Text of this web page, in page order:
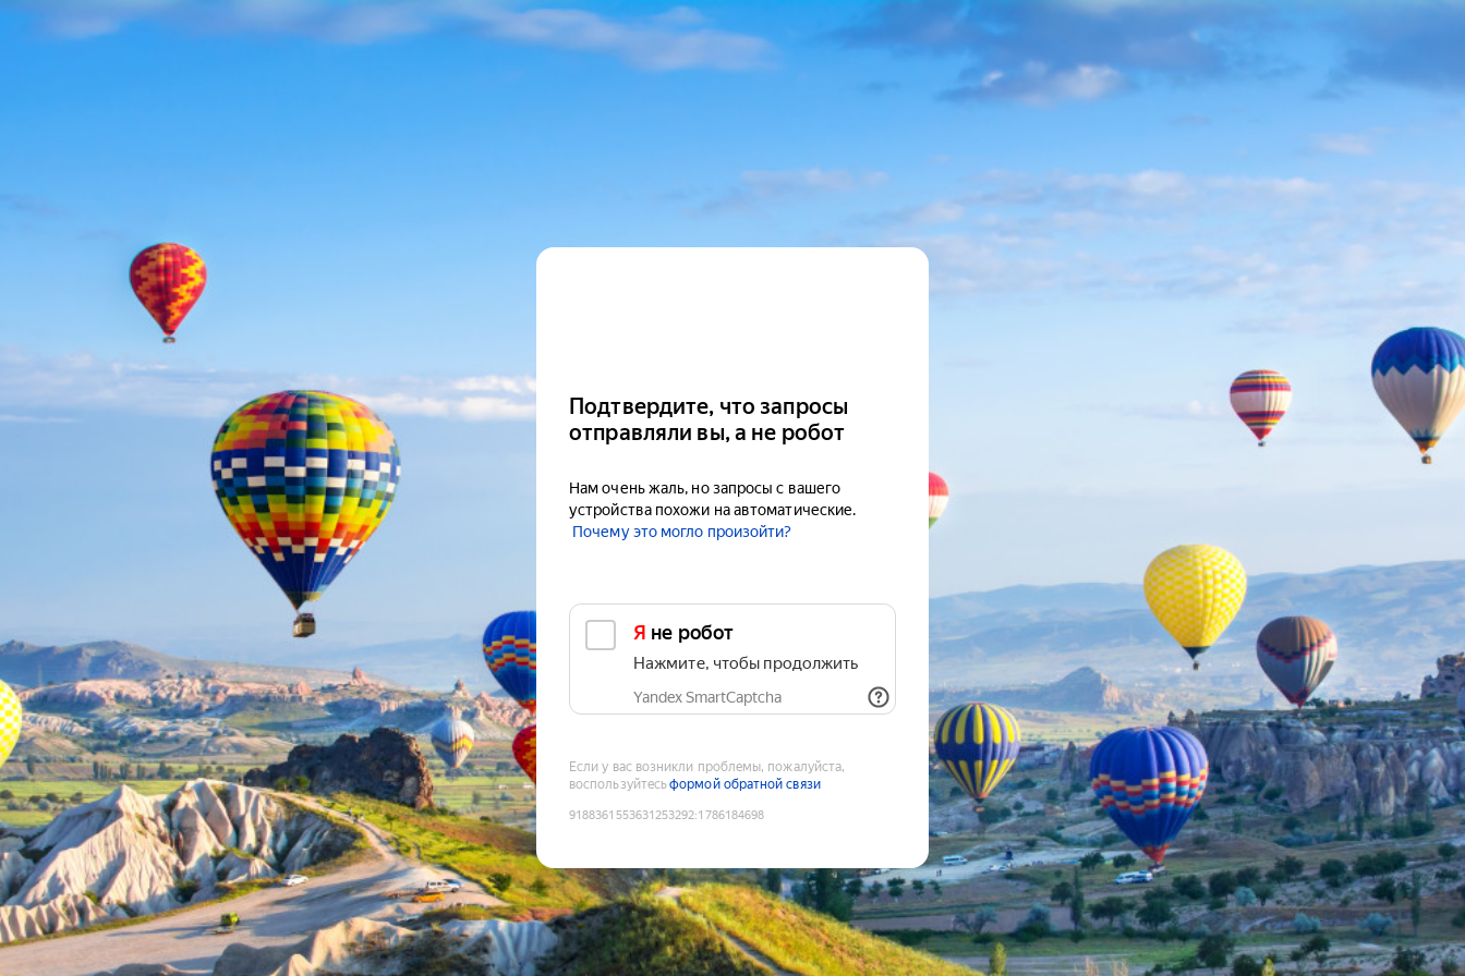
Подтвердите, что запросы
отправляли вы, а не робот
Нам очень жаль, но запросы с вашего
устройства похожи на автоматические.
Почему это могло произойти?
Я не робот
Нажмите, чтобы продолжить
Yandex SmartCaptcha
Если у вас возникли проблемы, пожалуйста,
воспользуйтесьформой обратной связи
9188361553631253292:1786184698